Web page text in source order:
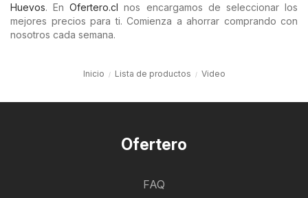
Huevos. EnOfertero.cl nos encargamos de seleccionar los
mejores precios para ti. Comienza a ahorrar comprando con
nosotros cada semana.
Inicio Lista de productos Video
Ofertero
FAQ